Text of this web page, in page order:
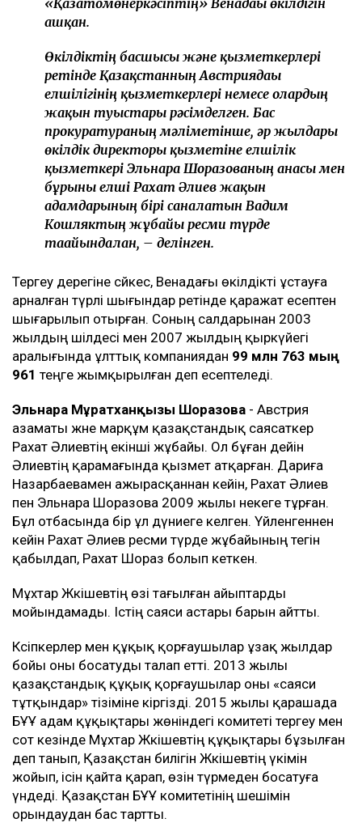
«Қазатомөнеркәсіптің» Венадағы өкілдігін
ашқан.
Өкілдіктің басшысы және қызметкерлері
ретінде Қазақстанның Австриядағы
елшілігінің қызметкерлері немесе олардың
жақын туыстары рәсімделген. Бас
прокуратураның мәліметінше, әр жылдары
өкілдік директоры қызметіне елшілік
қызметкері Эльнара Шоразованың анасы мен
бұрынғы елші Рахат Әлиев жақын
адамдарының бірі саналатын Вадим
Кошляктың жұбайы ресми түрде
тағайындалған, – делінген.
Тергеу дерегіне сәйкес, Венадағы өкілдікті ұстауға
арналған түрлі шығындар ретінде қаражат есептен
шығарылып отырған. Соның салдарынан 2003
жылдың шілдесі мен 2007 жылдың қыркүйегі
аралығында ұлттық компаниядан 99 млн 763 мың
961 теңге жымқырылған деп есептеледі.
Эльнара Мұратханқызы Шоразова - Австрия
азаматы және марқұм қазақстандық саясаткер
Рахат Әлиевтің екінші жұбайы. Ол бұған дейін
Әлиевтің қарамағында қызмет атқарған. Дариға
Назарбаевамен ажырасқаннан кейін, Рахат Әлиев
пен Эльнара Шоразова 2009 жылы некеге тұрған.
Бұл отбасында бір ұл дүниеге келген. Үйленгеннен
кейін Рахат Әлиев ресми түрде жұбайының тегін
қабылдап, Рахат Шораз болып кеткен.
Мұхтар Жәкішевтің өзі тағылған айыптарды
мойындамады. Істің саяси астары барын айтты.
Кәсіпкерлер мен құқық қорғаушылар ұзақ жылдар
бойы оны босатуды талап етті. 2013 жылы
қазақстандық құқық қорғаушылар оны «саяси
тұтқындар» тізіміне кіргізді. 2015 жылы қарашада
БҰҰ адам құқықтары жөніндегі комитеті тергеу мен
сот кезінде Мұхтар Жәкішевтің құқықтары бұзылған
деп танып, Қазақстан билігін Жәкішевтің үкімін
жойып, ісін қайта қарап, өзін түрмеден босатуға
үндеді. Қазақстан БҰҰ комитетінің шешімін
орындаудан бас тартты.